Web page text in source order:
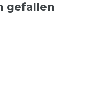
gefallen